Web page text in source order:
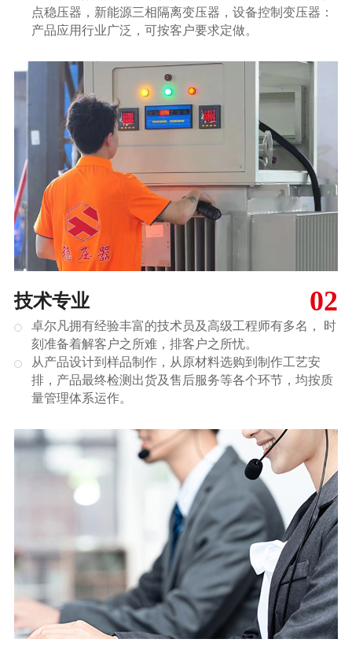
经验丰富
卓尔凡多年来一直专注研发、生产、销售：变压器、稳
压器、变频电源、三相特种变压器油浸式稳压器、无触
点稳压器，新能源三相隔离变压器，设备控制变压器：
产品应用行业广泛，可按客户要求定做。
02
技术专业
卓尔凡拥有经验丰富的技术员及高级工程师有多名， 时
刻准备着解客户之所难，排客户之所忧。
从产品设计到样品制作，从原材料选购到制作工艺安
排，产品最终检测出货及售后服务等各个环节，均按质
量管理体系运作。